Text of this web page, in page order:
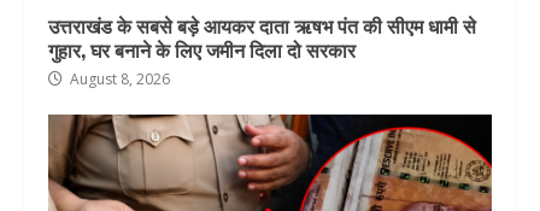
उत्तराखंड के सबसे बड़े आयकर दाता ऋषभ पंत की सीएम धामी से
गुहार, घर बनाने के लिए जमीन दिला दो सरकार
August 8, 2026